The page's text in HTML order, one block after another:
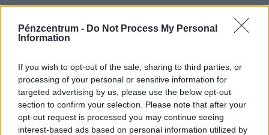
Pénzcentrum - Do Not Process My Personal
Information
If you wish to opt-out of the sale, sharing to third parties, or
processing of your personal or sensitive information for
targeted advertising by us, please use the below opt-out
section to confirm your selection. Please note that after your
opt-out request is processed you may continue seeing
interest-based ads based on personal information utilized by
az értékesítés előkészítésével.